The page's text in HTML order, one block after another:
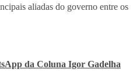
aliadas do governo entre os
da Coluna Igor Gadelha